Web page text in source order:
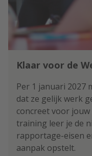
Klaar voor de
Per 1 januari 2027
dat ze gelijk werk
concreet voor
training leer je de
rapportage-eisen
aanpak opstelt.